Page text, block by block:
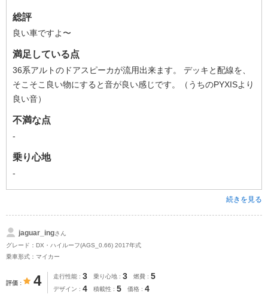
総評
良い車ですよ〜
満足している点
36系アルトのドアスピーカが流用出来ます。 デッキと配線を、
そこそこ良い物にすると音が良い感じです。（うちのPYXISより
良い音）
不満な点
-
乗り心地
-
続きを見る
jaguar_ingさん
グレード：DX・ハイルーフ(AGS_0.66) 2017年式
乗車形式：マイカー
評価 4 走行性能 3 乗り心地 3 燃費 5
デザイン 4 積載性 5 価格 4